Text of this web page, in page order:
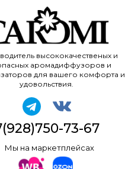
высококачественых и
аромадиффузоров и
для вашего комфорта и
удовольствия.
Мы на маркетплейсах
73-67